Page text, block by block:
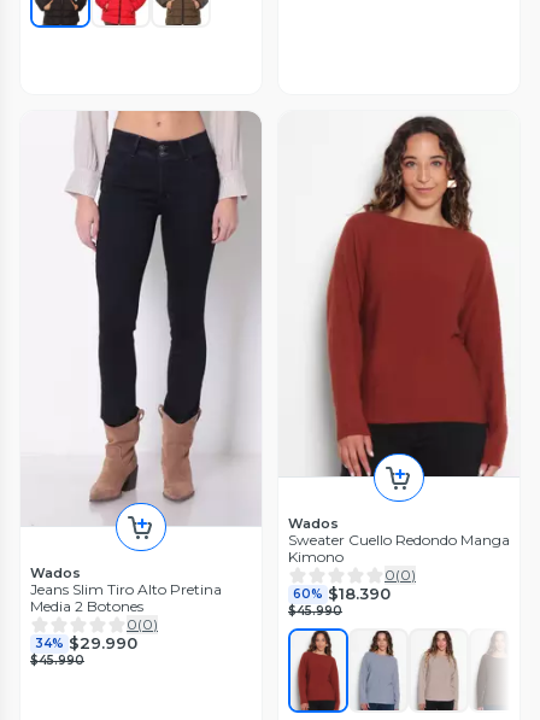
Wados
Jeans Slim Tiro Alto Pretina
Media 2 Botones
0(0)
34% $29.990
$45.990
Wados
Sweater Cuello Redondo Manga
Kimono
0(0)
60% $18.390
$45.990